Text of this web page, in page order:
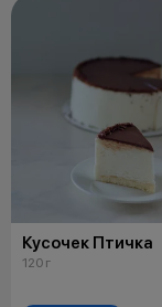
Кусочек Птичка
120 г